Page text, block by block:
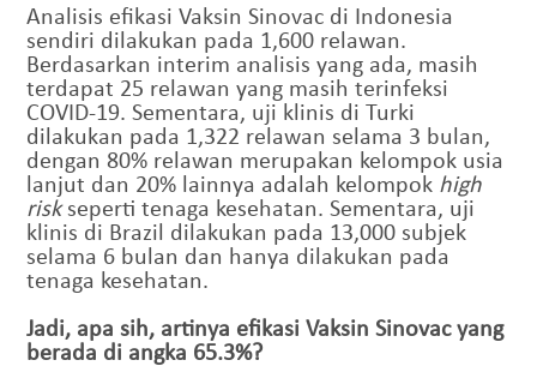
Analisis efikasi Vaksin Sinovac di Indonesia
sendiri dilakukan pada 1,600 relawan.
Berdasarkan interim analisis yang ada, masih
terdapat 25 relawan yang masih terinfeksi
COVID-19. Sementara, uji klinis di Turki
dilakukan pada 1,322 relawan selama 3 bulan,
dengan 80% relawan merupakan kelompok usia
lanjut dan 20% lainnya adalah kelompok high
riskseperti tenaga kesehatan. Sementara, uji
klinis di Brazil dilakukan pada 13,000 subjek
selama 6 bulan dan hanya dilakukan pada
tenaga kesehatan.
Jadi, apa sih, artinya efikasi Vaksin Sinovac yang
berada di angka 65.3%?